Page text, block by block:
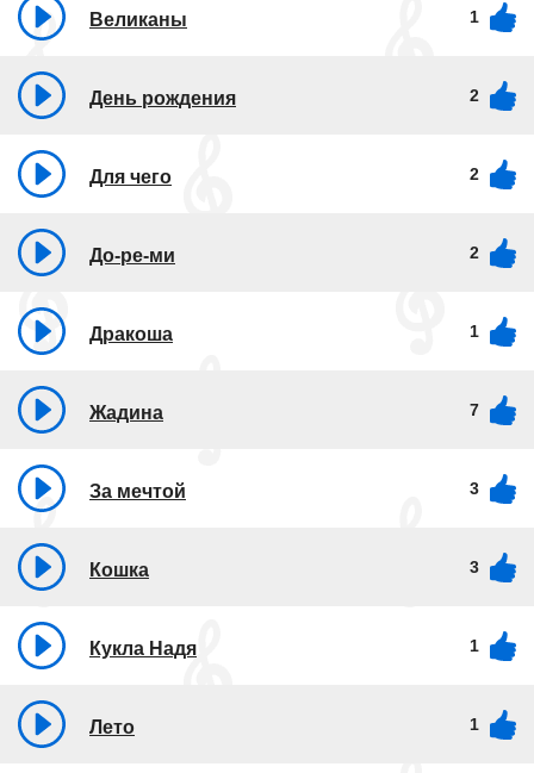
Великаны 1
День рождения 2
Для чего 2
До-ре-ми 2
Дракоша 1
Жадина 7
За мечтой 3
Кошка 3
Кукла Надя 1
Лето 1